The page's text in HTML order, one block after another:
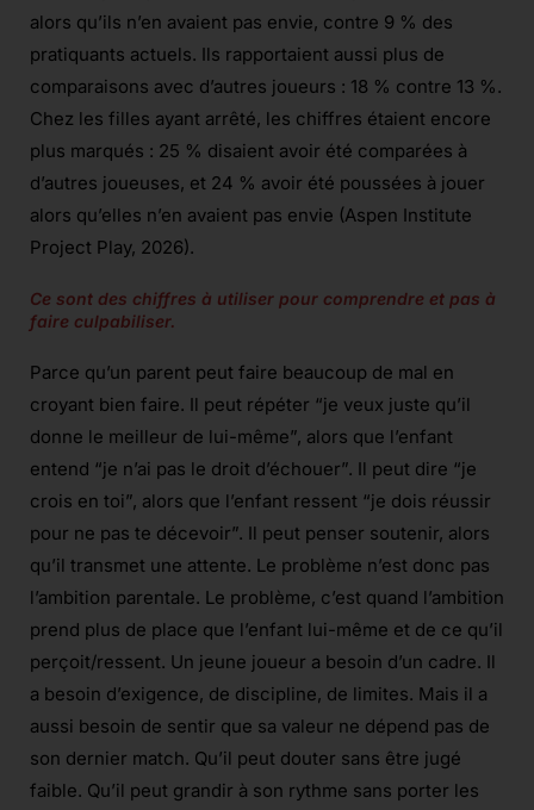
alors qu’ils n’en avaient pas envie, contre 9 % des
pratiquants actuels. Ils rapportaient aussi plus de
comparaisons avec d’autres joueurs : 18 % contre 13 %.
Chez les filles ayant arrêté, les chiffres étaient encore
plus marqués : 25 % disaient avoir été comparées à
d’autres joueuses, et 24 % avoir été poussées à jouer
alors qu’elles n’en avaient pas envie (Aspen Institute
Project Play, 2026).
Ce sont des chiffres à utiliser pour comprendre et pas à
faire culpabiliser.
Parce qu’un parent peut faire beaucoup de mal en
croyant bien faire. Il peut répéter “je veux juste qu’il
donne le meilleur de lui-même”, alors que l’enfant
entend “je n’ai pas le droit d’échouer”. Il peut dire “je
crois en toi”, alors que l’enfant ressent “je dois réussir
pour ne pas te décevoir”. Il peut penser soutenir, alors
qu’il transmet une attente. Le problème n’est donc pas
l’ambition parentale. Le problème, c’est quand l’ambition
prend plus de place que l’enfant lui-même et de ce qu’il
perçoit/ressent. Un jeune joueur a besoin d’un cadre. Il
a besoin d’exigence, de discipline, de limites. Mais il a
aussi besoin de sentir que sa valeur ne dépend pas de
son dernier match. Qu’il peut douter sans être jugé
faible. Qu’il peut grandir à son rythme sans porter les